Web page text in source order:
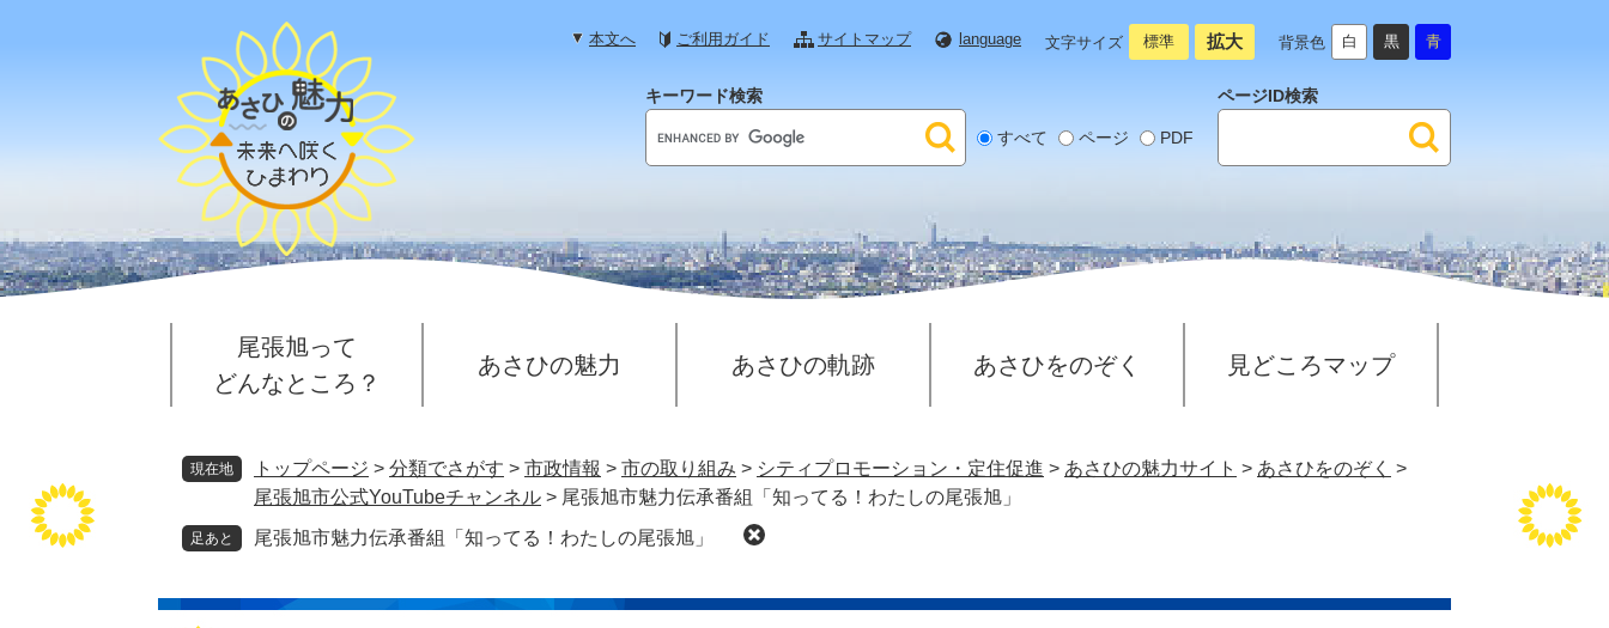
。
て
本
文
本文へ ご利用ガイド サイトマップ language 文字サイズ 標準 拡大 背景色 白 黒 青
キーワード検索
l
e
カ
すべて ページ PDF
ページID検索
尾張旭って
どんなところ？
あさひの魅力 あさひの軌跡 あさひをのぞく 見どころマップ
現在地 トップページ > 分類でさがす > 市政情報 > 市の取り組み > シティプロモーション・定住促進 > あさひの魅力サイト > あさひをのぞく >
尾張旭市公式YouTubeチャンネル > 尾張旭市魅力伝承番組「知ってる！わたしの尾張旭」
足あと 尾張旭市魅力伝承番組「知ってる！わたしの尾張旭」
本